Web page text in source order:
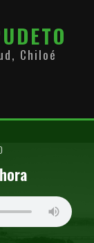
Chiloé